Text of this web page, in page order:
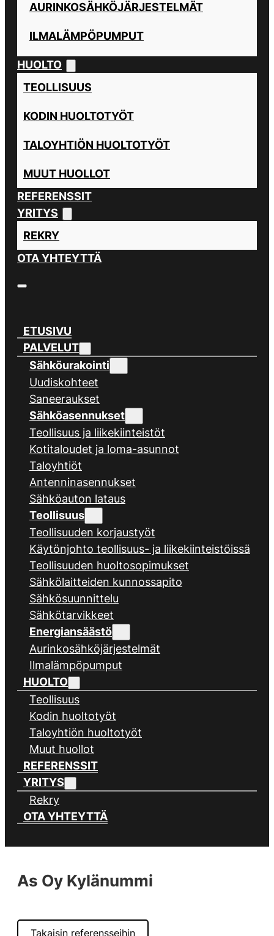
AURINKOSÄHKÖJÄRJESTELMÄT
ILMALÄMPÖPUMPUT
HUOLTO
TEOLLISUUS
KODIN HUOLTOTYÖT
TALOYHTIÖN HUOLTOTYÖT
MUUT HUOLLOT
REFERENSSIT
YRITYS
REKRY
OTA YHTEYTTÄ
ETUSIVU
PALVELUT
Sähköurakointi
Uudiskohteet
Saneeraukset
Sähköasennukset
Teollisuus ja liikekiinteistöt
Kotitaloudet ja loma-asunnot
Taloyhtiöt
Antenninasennukset
Sähköauton lataus
Teollisuus
Teollisuuden korjaustyöt
Käytönjohto teollisuus- ja liikekiinteistöissä
Teollisuuden huoltosopimukset
Sähkölaitteiden kunnossapito
Sähkösuunnittelu
Sähkötarvikkeet
Energiansäästö
Aurinkosähköjärjestelmät
Ilmalämpöpumput
HUOLTO
Teollisuus
Kodin huoltotyöt
Taloyhtiön huoltotyöt
Muut huollot
REFERENSSIT
YRITYS
Rekry
OTA YHTEYTTÄ
As Oy Kylänummi
Takaisin referensseihin